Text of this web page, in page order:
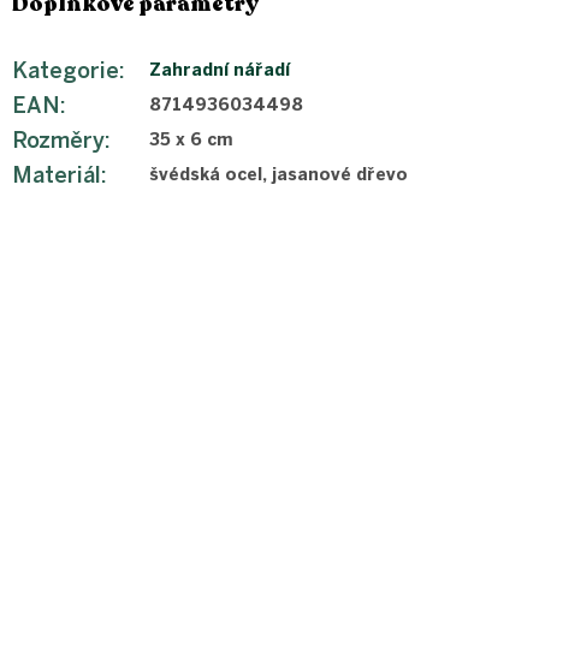
Kategorie: Zahradní nářadí
EAN: 8714936034498
Rozměry: 35 x 6 cm
Materiál: švédská ocel, jasanové dřevo